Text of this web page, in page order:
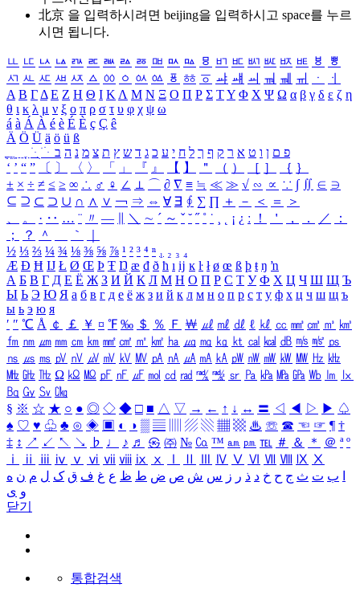
北京 을 입력하시려면 beijing을 입력하시고 space를 누르
시면 됩니다.
ㅥ ㅦ ㅧ ㅨ ㅩ ㅪ ㅫ ㅬ ㅭ ㅮ ㅯ ㅰ ㅱ ㅲ ㅳ ㅴ ㅵ ㅶ ㅷ ㅸ
ㅹ
ㅺ ㅻ ㅼ ㅽ ㅾ ㅿ ㆀ ㆁ ㆂ ㆃ ㆄ ㆅ ㆆ ㆇ ㆈ ㆉ ㆊ ㆋ ㆌ ㆍ
ㆎ
Α Β ΓΔ Ε Ζ Η Θ Ι ΚΛ Μ Ν Ξ Ο Π Ρ Σ ΤΥ Φ Χ Ψ Ω α β γ δ ε ζ η
θ ι κ λ μ ν ξ ο π ρ σ τ υ φ χ ψ ω
á à Á À é è É È ç Ç ê
Ä Ö Ü ä ö ü ß
ִֶֹ ֻּ ׁׂ פ ם ן ו ט א ר ק ף ך ל ח י ע כ ג ד ש ץ ת צ מ נ ה ב
‘ ’ “ ” 〔 〕 〈 〉 「 」 『 』 【 】 ＂ （ ） ［ ］ ｛ ｝
± × ÷ ≠ ≤ ≥ ∞ ∴ ♂ ♀ ∠ ⊥ ⌒ ∂ ∇ ≡ ≒ ≪ ≫ √ ∽ ∝ ∵ ∫ ∬ ∈ ∋
⊆ ⊇ ⊂ ⊃ ∪ ∩ ∧ ∨ ￢ ⇒ ⇔ ∀ ∃ ∮ ∑ ∏ ＋ － ＜ ＝
＞
、
。 · ‥ … ¨ 〃 ― ＼ ∼ ´ ～ ˇ ˘ ˝ ˚ ˙ ¸ ¡ ¿ ː ！ ＇ ， ． ／
：
；
？ ＾ ｀
½ ⅓ ⅔ ¼ ¾ ⅛ ⅜ ⅝ ⅞ ¹ ² ³ ⁴ ⁿ ₁ ₂ ₃ ₄
Æ Ð Ħ Ĳ Ł Ø Œ Þ Ŧ Ŋ æ đ ð ħ ı ĳ ĸ ŀ ł ø œ ß þ ŧ ŋ ŉ
А Б В Г Д Е Ё Ж З И Й К Л М Н О П Р С Т У Ф Х Ц Ч Ш Щ Ъ
Ы Ь Э Ю Я а б в г д е ё ж з и й к л м н о п р с т у ф х ц ч ш щ ъ
ы ь э ю я
′ ″ ℃ Å ￠ ￡ ￥ ¤ ℉ ‰ ＄ ％ Ｆ ￦ ㎕ ㎖ ㎗ ℓ ㎘ ㏄ ㎣ ㎤ ㎥ ㎦
㎙ ㎚ ㎛ ㎜ ㎝ ㎞ ㎟ ㎠ ㎡ ㎢ ㏊ ㎍ ㎎ ㎏ ㏏ ㎈ ㎉ ㏈ ㎧ ㎨ ㎰
㎱ ㎲ ㎳ ㎴ ㎵ ㎶ ㎷ ㎸ ㎹ ㎀ ㎁ ㎂ ㎃ ㎄ ㎺ ㎻ ㎽ ㎾ ㎿ ㎐ ㎑
㎒ ㎓ ㎔ Ω ㏀ ㏁ ㎊ ㎋ ㎌ ㏖ ㏅ ㎭ ㎮ ㎯ ㏛ ㎩ ㎪ ㎫ ㎬ ㏝ ㏐
㏓
㏃ ㏉ ㏜ ㏆
§ ※ ☆ ★ ○ ● ◎ ◇ ◆ □ ■ △ ▽ → ← ↑ ↓ ↔ 〓 ◁ ◀ ▷ ▶ ♤
♠ ♡ ♥ ♧ ♣ ⊙ ◈ ▣ ◐ ◑ ▒ ▤ ▨ ▧ ▦ ▩ ♨ ☏ ☎ ☜ ☞ ¶ †
‡ ↕ ↗ ↙ ↖ ↘ ♭ ♩ ♪ ♬ ㉿ ㈜ № ㏇ ™ ㏂ ㏘ ℡ ＃ ＆ ＊ ＠ ª º
ⅰ
ⅱ ⅲ ⅳ ⅴ ⅵ ⅶ ⅷ ⅸ ⅹ Ⅳ Ⅴ Ⅵ Ⅶ Ⅷ Ⅸ Ⅹ
ب ت ث ج ح خ د ذ ر ز س ش ص ض ط ظ ع غ ف ق ک ل م ن ه
و ی
닫기
통합검색